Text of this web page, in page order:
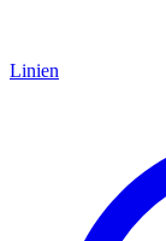
Linien